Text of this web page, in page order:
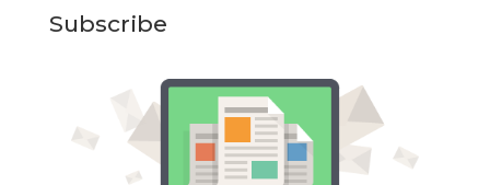
Subscribe